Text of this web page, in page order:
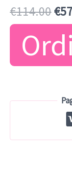
recensioni
€114.00Il
€